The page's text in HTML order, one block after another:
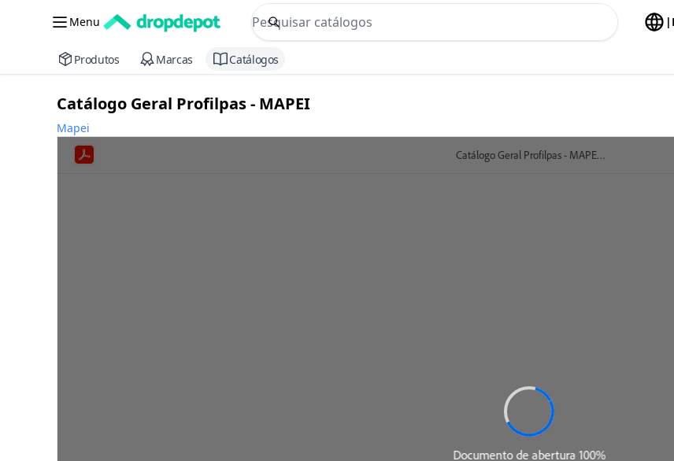
Menu
commerce search no header
Procurar
|
Produtos Marcas Catálogos
Catálogo Geral Profilpas - MAPEI
Mapei